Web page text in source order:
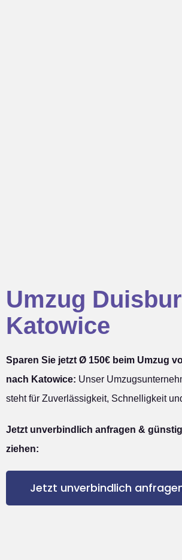
Umzug
Katowice
Sparen Sie jetzt Ø 150€ beim Umzug
nach Katowice: Unser
steht für Zuverlässigkeit, Schnelligkeit
Jetzt unverbindlich anfragen &
ziehen:
Jetzt unverbindlich